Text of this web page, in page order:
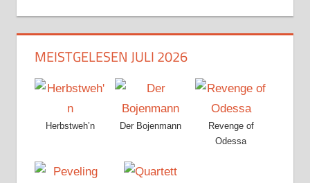
MEISTGELESEN JULI 2026
Herbstweh’n Der Bojenmann
Revenge of
Odessa